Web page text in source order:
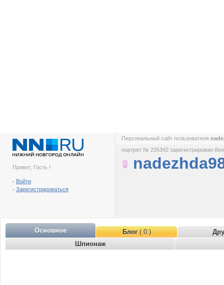
Привет, Гость !
- Войти
- Зарегистрироваться
Персональный сайт пользователя
портрет № 235342 зарегистрирован
Основное Блог( 0 )
Шпионаж